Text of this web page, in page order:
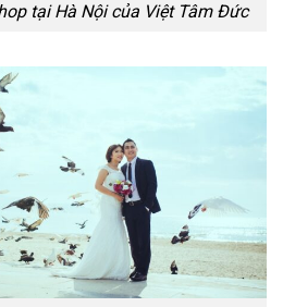
tại Hà Nội của Việt Tâm Đức